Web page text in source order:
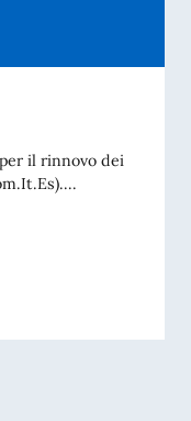
il rinnovo dei